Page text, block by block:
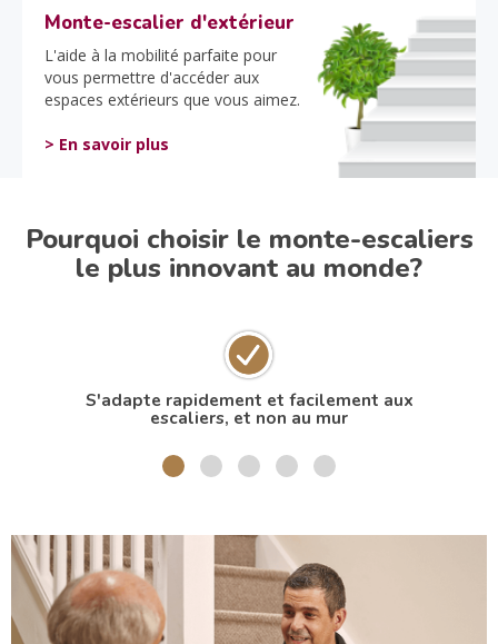
Monte-escalier d'extérieur
L'aide à la mobilité parfaite pour
vous permettre d'accéder aux
espaces extérieurs que vous aimez.
> En savoir plus
Pourquoi choisir le monte-escaliers
le plus innovant au monde?
S'adapte rapidement et facilement aux
escaliers, et non au mur